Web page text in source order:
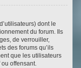
dont le
du forum. Ils
de verrouiller,
des forums qu’ils
que les utilisateurs
offensant.